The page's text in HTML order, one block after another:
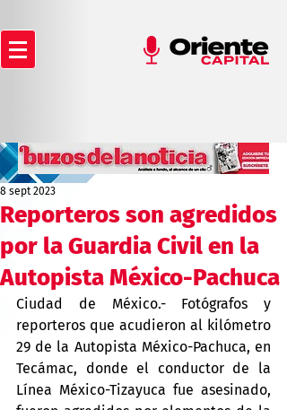
Reporteros son agredidos
por la Guardia Civil en la
Autopista México-Pachuca
8 sept 2023
Ciudad de México.- Fotógrafos y
reporteros que acudieron al kilómetro
29 de la Autopista México-Pachuca, en
Tecámac, donde el conductor de la
Línea México-Tizayuca fue asesinado,